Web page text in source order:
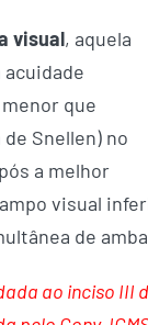
visual, aquela
que
Snellen) no
a melhor
visual
de
ao inciso III